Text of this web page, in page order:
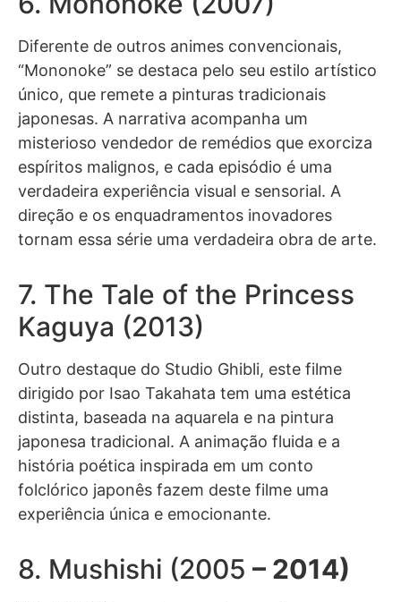
Diferente de outros animes convencionais,
“Mononoke” se destaca pelo seu estilo artístico
único, que remete a pinturas tradicionais
japonesas. A narrativa acompanha um
misterioso vendedor de remédios que exorciza
espíritos malignos, e cada episódio é uma
verdadeira experiência visual e sensorial. A
direção e os enquadramentos inovadores
tornam essa série uma verdadeira obra de arte.
7. The Tale of the Princess
Kaguya (2013)
Outro destaque do Studio Ghibli, este filme
dirigido por Isao Takahata tem uma estética
distinta, baseada na aquarela e na pintura
japonesa tradicional. A animação fluida e a
história poética inspirada em um conto
folclórico japonês fazem deste filme uma
experiência única e emocionante.
8. Mushishi (2005 – 2014)